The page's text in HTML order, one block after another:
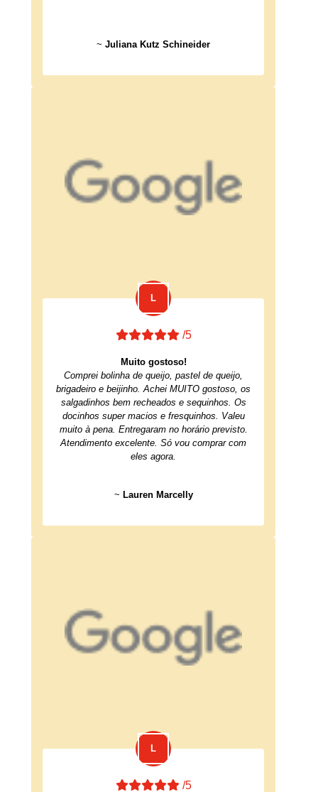
~ Juliana Kutz Schineider
/5
Muito gostoso!
Comprei bolinha de queijo, pastel de queijo,
brigadeiro e beijinho. Achei MUITO gostoso, os
salgadinhos bem recheados e sequinhos. Os
docinhos super macios e fresquinhos. Valeu
muito à pena. Entregaram no horário previsto.
Atendimento excelente. Só vou comprar com
eles agora.
~ Lauren Marcelly
/5